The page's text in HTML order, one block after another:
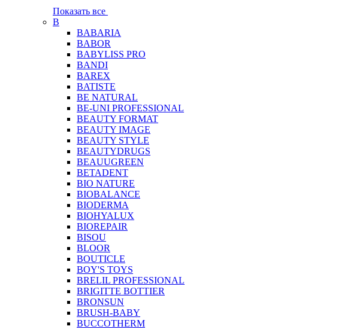
Показать все
B
BABARIA
BABOR
BABYLISS PRO
BANDI
BAREX
BATISTE
BE NATURAL
BE-UNI PROFESSIONAL
BEAUTY FORMAT
BEAUTY IMAGE
BEAUTY STYLE
BEAUTYDRUGS
BEAUUGREEN
BETADENT
BIO NATURE
BIOBALANCE
BIODERMA
BIOHYALUX
BIOREPAIR
BISOU
BLOOR
BOUTICLE
BOY'S TOYS
BRELIL PROFESSIONAL
BRIGITTE BOTTIER
BRONSUN
BRUSH-BABY
BUCCOTHERM